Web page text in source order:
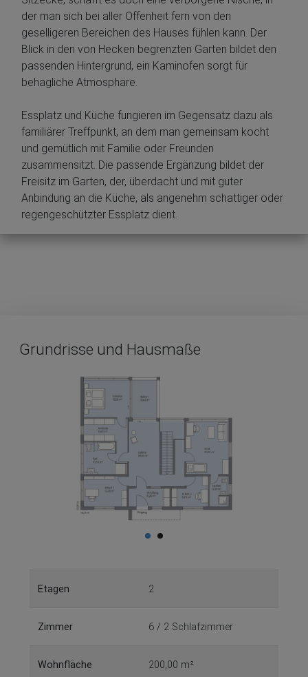
der man sich bei aller Offenheit fern von den
geselligeren Bereichen des Hauses fühlen kann. Der
Blick in den von Hecken begrenzten Garten bildet den
passenden Hintergrund, ein Kaminofen sorgt für
behagliche Atmosphäre.
Essplatz und Küche fungieren im Gegensatz dazu als
familiärer Treffpunkt, an dem man gemeinsam kocht
und gemütlich mit Familie oder Freunden
zusammensitzt. Die passende Ergänzung bildet der
Freisitz im Garten, der, überdacht und mit guter
Anbindung an die Küche, als angenehm schattiger oder
regengeschützter Essplatz dient.
Grundrisse und Hausmaße
Etagen 2
Zimmer 6 / 2 Schlafzimmer
Wohnfläche 200,00 m²